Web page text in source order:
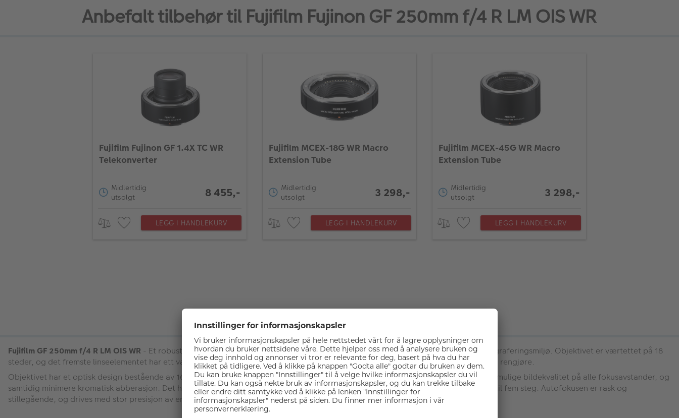
Anbefalt tilbehør til Fujifilm Fujinon GF 250mm f/4 R LM OIS WR
Fujifilm Fujinon GF 1.4X TC WR
Telekonverter
Midlertidig
utsolgt
8 455,-
LEGG I HANDLEKURV
Fujifilm MCEX-18G WR Macro
Extension Tube
Midlertidig
utsolgt
3 298,-
LEGG I HANDLEKURV
Fujifilm MCEX-45G WR Macro
Extension Tube
Midlertidig
utsolgt
3 298,-
LEGG I HANDLEKURV
Beskrivelse
Fujifilm GF 250mm f/4 R LM OIS WR - Et robust og lett objektiv med konstruksjon i magnesiumlegering, klar for å brukes i tøffe fotograferingsmiljø. Objektivet er værtettet på 18
steder, og det fremste linseelementet har ett vannavvisende fluorine-belegg som er mindre følsomt for flekker og smuss, og enkelt å rengjøre.
Objektivet har et optisk design bestående av 16 linseelemeter i 10 grupper, inkl. ED- og Super ED-glasselementer for å oppnå beste mulige bildekvalitet på alle fokusavstander, og
samtidig minimere kromatisk abberasjon. Det har en nærgrense på 1,4 meter, og den kraftige bildestabiliseringen kompenserer opptil fem steg. Autofokusen er rask og
stillegående, og drives med stor presisjon av en lineær motor.